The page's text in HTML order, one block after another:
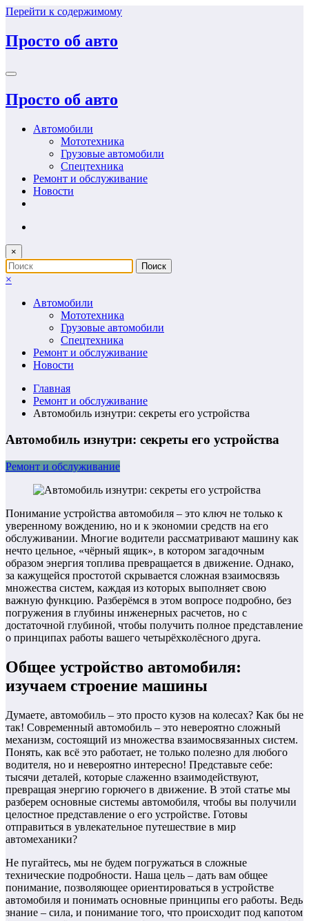
Перейти к содержимому
Просто об авто
Просто об авто
Автомобили
Мототехника
Грузовые автомобили
Спецтехника
Ремонт и обслуживание
Новости
×
×
Автомобили
Мототехника
Грузовые автомобили
Спецтехника
Ремонт и обслуживание
Новости
Главная
Ремонт и обслуживание
Автомобиль изнутри: секреты его устройства
Автомобиль изнутри: секреты его устройства
Ремонт и обслуживание
Понимание устройства автомобиля – это ключ не только к
уверенному вождению, но и к экономии средств на его
обслуживании. Многие водители рассматривают машину как
нечто цельное, «чёрный ящик», в котором загадочным
образом энергия топлива превращается в движение. Однако,
за кажущейся простотой скрывается сложная взаимосвязь
множества систем, каждая из которых выполняет свою
важную функцию. Разберёмся в этом вопросе подробно, без
погружения в глубины инженерных расчетов, но с
достаточной глубиной, чтобы получить полное представление
о принципах работы вашего четырёхколёсного друга.
Общее устройство автомобиля:
изучаем строение машины
Думаете, автомобиль – это просто кузов на колесах? Как бы не
так! Современный автомобиль – это невероятно сложный
механизм, состоящий из множества взаимосвязанных систем.
Понять, как всё это работает, не только полезно для любого
водителя, но и невероятно интересно! Представьте себе:
тысячи деталей, которые слаженно взаимодействуют,
превращая энергию горючего в движение. В этой статье мы
разберем основные системы автомобиля, чтобы вы получили
целостное представление о его устройстве. Готовы
отправиться в увлекательное путешествие в мир
автомеханики?
Не пугайтесь, мы не будем погружаться в сложные
технические подробности. Наша цель – дать вам общее
понимание, позволяющее ориентироваться в устройстве
автомобиля и понимать основные принципы его работы. Ведь
знание – сила, и понимание того, что происходит под капотом